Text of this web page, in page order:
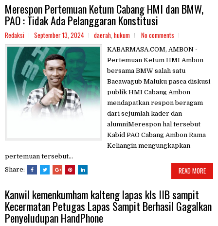
Merespon Pertemuan Ketum Cabang HMI dan BMW,
PAO : Tidak Ada Pelanggaran Konstitusi
Redaksi September 13, 2024 daerah hukum No comments
KABARMASA.COM, AMBON -
Pertemuan Ketum HMI Ambon
bersama BMW salah satu
Bacawagub Maluku pasca diskusi
publik HMI Cabang Ambon
mendapatkan respon beragam
dari sejumlah kader dan
alumniMerespon hal tersebut
Kabid PAO Cabang Ambon Rama
Keliangin mengungkapkan
pertemuan tersebut...
Share:
READ MORE
Kanwil kemenkumham kalteng lapas kls IIB sampit
Kecermatan Petugas Lapas Sampit Berhasil Gagalkan
Penyeludupan HandPhone